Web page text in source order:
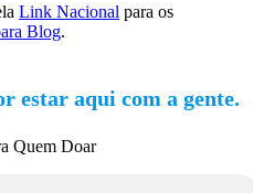
Link Nacional para os
Blog.
estar aqui com a gente.